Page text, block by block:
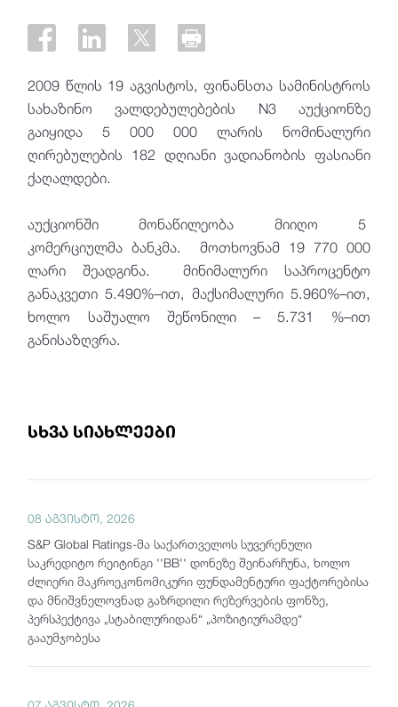
2009 წლის 19 აგვისტოს, ფინანსთა სამინისტროს
სახაზინო ვალდებულებების N3 აუქციონზე
გაიყიდა 5 000 000 ლარის ნომინალური
ღირებულების 182 დღიანი ვადიანობის ფასიანი
ქაღალდები.
აუქციონში მონაწილეობა მიიღო 5
კომერციულმა ბანკმა. მოთხოვნამ 19 770 000
ლარი შეადგინა. მინიმალური საპროცენტო
განაკვეთი 5.490%–ით, მაქსიმალური 5.960%–ით,
ხოლო საშუალო შეწონილი – 5.731 %–ით
განისაზღვრა.
სხვა სიახლეები
08 აგვისტო, 2026
S&P Global Ratings-მა საქართველოს სუვერენული
საკრედიტო რეიტინგი ''BB'' დონეზე შეინარჩუნა, ხოლო
ძლიერი მაკროეკონომიკური ფუნდამენტური ფაქტორებისა
და მნიშვნელოვნად გაზრდილი რეზერვების ფონზე,
პერსპექტივა „სტაბილურიდან“ „პოზიტიურამდე“
გააუმჯობესა